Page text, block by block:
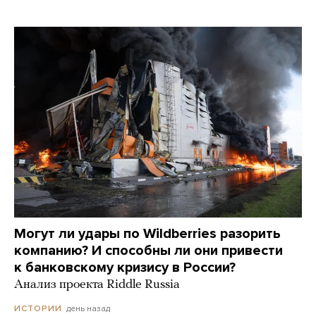
Могут ли удары по Wildberries разорить
компанию? И способны ли они привести
к банковскому кризису в России?
Анализ проекта Riddle Russia
ИСТОРИИ день назад